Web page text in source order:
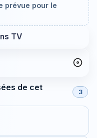
prévue pour le
TV
de cet
3